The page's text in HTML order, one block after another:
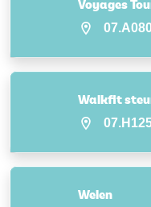
Voyages
Walkfit
Welen